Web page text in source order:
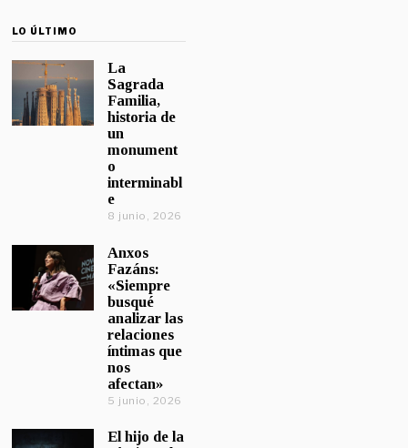
LO ÚLTIMO
La
Sagrada
Familia,
historia de
un
monument
o
interminabl
e
8 junio, 2026
Anxos
Fazáns:
«Siempre
busqué
analizar las
relaciones
íntimas que
nos
afectan»
5 junio, 2026
El hijo de la